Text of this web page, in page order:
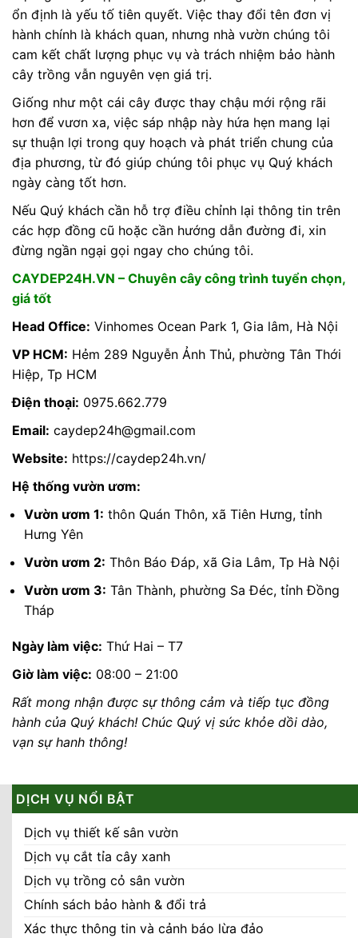
ổn định là yếu tố tiên quyết. Việc thay đổi tên đơn vị
hành chính là khách quan, nhưng nhà vườn chúng tôi
cam kết chất lượng phục vụ và trách nhiệm bảo hành
cây trồng vẫn nguyên vẹn giá trị.
Giống như một cái cây được thay chậu mới rộng rãi
hơn để vươn xa, việc sáp nhập này hứa hẹn mang lại
sự thuận lợi trong quy hoạch và phát triển chung của
địa phương, từ đó giúp chúng tôi phục vụ Quý khách
ngày càng tốt hơn.
Nếu Quý khách cần hỗ trợ điều chỉnh lại thông tin trên
các hợp đồng cũ hoặc cần hướng dẫn đường đi, xin
đừng ngần ngại gọi ngay cho chúng tôi.
CAYDEP24H.VN – Chuyên cây công trình tuyển chọn,
giá tốt
Head Office: Vinhomes Ocean Park 1, Gia lâm, Hà Nội
VP HCM: Hẻm 289 Nguyễn Ảnh Thủ, phường Tân Thới
Hiệp, Tp HCM
Điện thoại: 0975.662.779
Email: caydep24h@gmail.com
Website: https://caydep24h.vn/
Hệ thống vườn ươm:
Vườn ươm 1: thôn Quán Thôn, xã Tiên Hưng, tỉnh
Hưng Yên
Vườn ươm 2: Thôn Báo Đáp, xã Gia Lâm, Tp Hà Nội
Vườn ươm 3: Tân Thành, phường Sa Đéc, tỉnh Đồng
Tháp
Ngày làm việc: Thứ Hai – T7
Giờ làm việc: 08:00 – 21:00
Rất mong nhận được sự thông cảm và tiếp tục đồng
hành của Quý khách! Chúc Quý vị sức khỏe dồi dào,
vạn sự hanh thông!
DỊCH VỤ NỔI BẬT
Dịch vụ thiết kế sân vườn
Dịch vụ cắt tỉa cây xanh
Dịch vụ trồng cỏ sân vườn
Chính sách bảo hành & đổi trả
Xác thực thông tin và cảnh báo lừa đảo